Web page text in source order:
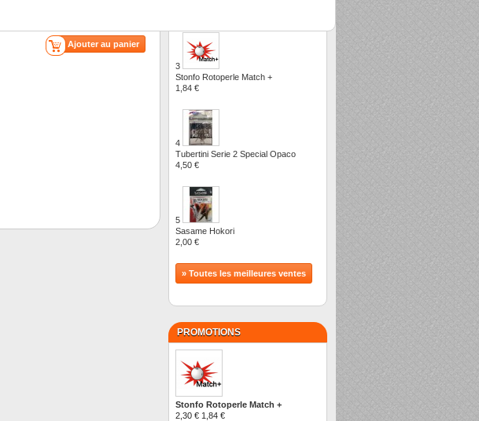
3
Stonfo Rotoperle Match +
1,84 €
4
Tubertini Serie 2 Special Opaco
4,50 €
5
Sasame Hokori
2,00 €
» Toutes les meilleures ventes
PROMOTIONS
Stonfo Rotoperle Match +
2,30 € 1,84 €